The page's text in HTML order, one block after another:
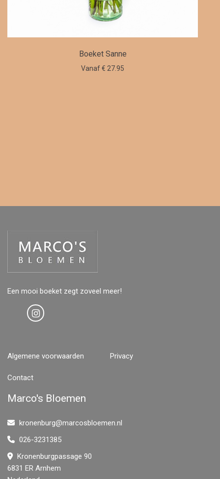
Boeket Sanne
Vanaf € 27.95
Een mooi boeket zegt zoveel meer!
Algemene voorwaarden Privacy
Contact
Marco's Bloemen
kronenburg@marcosbloemen.nl
026-3231385
Kronenburgpassage 90
6831 ER Arnhem